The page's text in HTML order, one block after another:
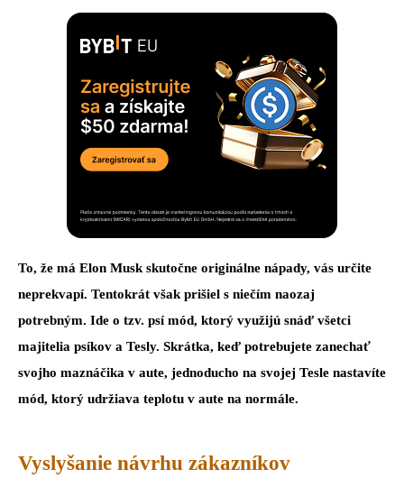
To, že má Elon Musk skutočne originálne nápady, vás určite
neprekvapí. Tentokrát však prišiel s niečím naozaj
potrebným. Ide o tzv. psí mód, ktorý využijú snáď všetci
majitelia psíkov a Tesly. Skrátka, keď potrebujete zanechať
svojho maznáčika v aute, jednoducho na svojej Tesle nastavíte
mód, ktorý udržiava teplotu v aute na normále.
Vyslyšanie návrhu zákazníkov